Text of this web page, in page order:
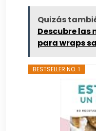
Quizás
Descubre las
para wraps
BESTSELLER NO. 1